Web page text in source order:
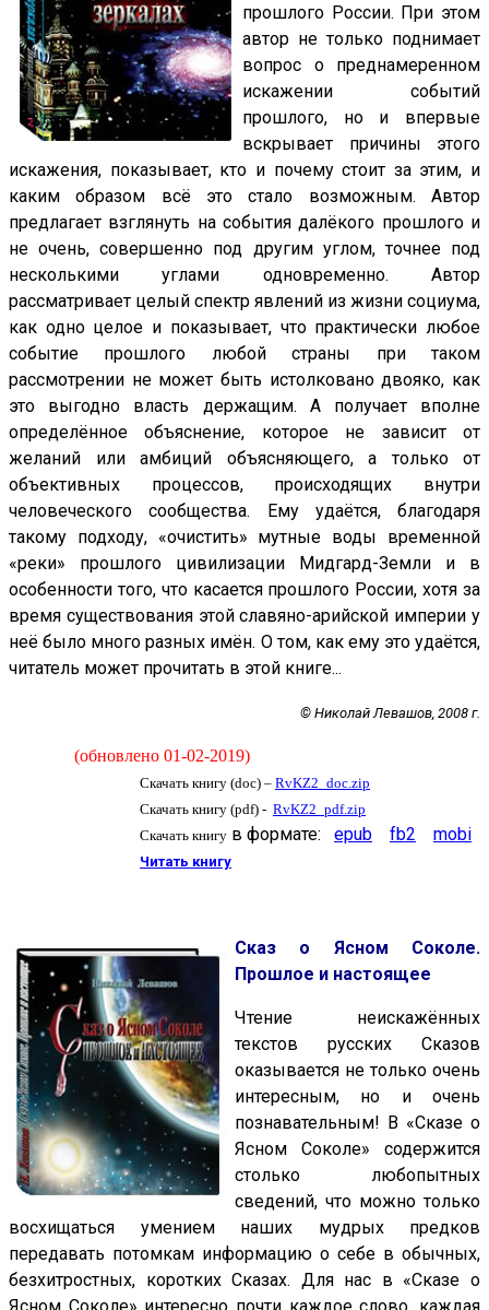
прошлого России. При этом
автор не только поднимает
вопрос о преднамеренном
искажении событий
прошлого, но и впервые
вскрывает причины этого
искажения, показывает, кто и почему стоит за этим, и
каким образом всё это стало возможным. Автор
предлагает взглянуть на события далёкого прошлого и
не очень, совершенно под другим углом, точнее под
несколькими углами одновременно. Автор
рассматривает целый спектр явлений из жизни социума,
как одно целое и показывает, что практически любое
событие прошлого любой страны при таком
рассмотрении не может быть истолковано двояко, как
это выгодно власть держащим. А получает вполне
определённое объяснение, которое не зависит от
желаний или амбиций объясняющего, а только от
объективных процессов, происходящих внутри
человеческого сообщества. Ему удаётся, благодаря
такому подходу, «очистить» мутные воды временной
«реки» прошлого цивилизации Мидгард-Земли и в
особенности того, что касается прошлого России, хотя за
время существования этой славяно-арийской империи у
неё было много разных имён. О том, как ему это удаётся,
читатель может прочитать в этой книге...
© Николай Левашов, 2008 г.
(обновлено 01-02-2019)
Скачать книгу (doc) – RvKZ2_doc.zip
Скачать книгу (pdf) - RvKZ2_pdf.zip
Скачать книгу в формате: epub fb2 mobi
Читать книгу
Сказ о Ясном Соколе.
Прошлое и настоящее
Чтение неискажённых
текстов русских Сказов
оказывается не только очень
интересным, но и очень
познавательным! В «Сказе о
Ясном Соколе» содержится
столько любопытных
сведений, что можно только
восхищаться умением наших мудрых предков
передавать потомкам информацию о себе в обычных,
безхитростных, коротких Сказах. Для нас в «Сказе о